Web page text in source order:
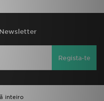
Regista-te
inteiro